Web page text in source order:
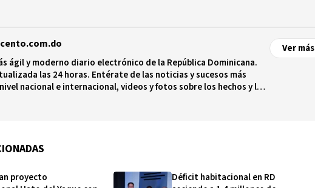
ágil y moderno diario electrónico de la República Dominicana.
las 24 horas. Entérate de las noticias y sucesos más
nacional e internacional, videos y fotos sobre los hechos y los
Ver más
proyecto
Déficit habitacional en RD